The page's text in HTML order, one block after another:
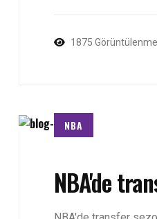
1875 Görüntülenme
NBA
NBA'de